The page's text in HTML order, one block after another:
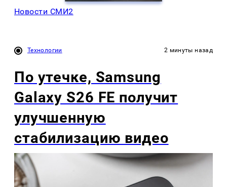
Новости СМИ2
Технологии 2 минуты назад
По утечке, Samsung
Galaxy S26 FE получит
улучшенную
стабилизацию видео